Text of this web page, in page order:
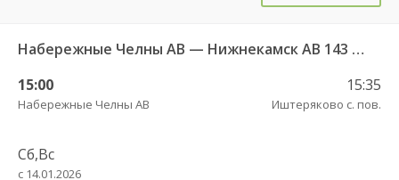
Набережные Челны АВ — Нижнекамск АВ 143 РТ
15:00
Набережные Челны АВ
15:35
Иштеряково с. пов.
Сб,Вс
с 14.01.2026